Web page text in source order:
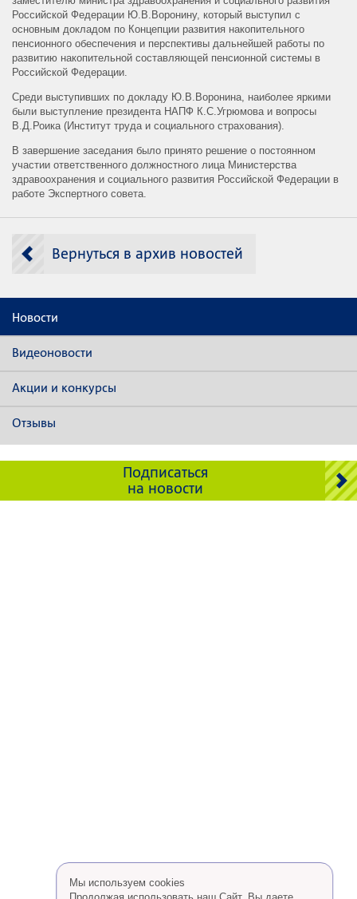
Российской Федерации Ю.В.Воронину, который выступил с
основным докладом по Концепции развития накопительного
пенсионного обеспечения и перспективы дальнейшей работы по
развитию накопительной составляющей пенсионной системы в
Российской Федерации.
Среди выступивших по докладу Ю.В.Воронина, наиболее яркими
были выступление президента НАПФ К.С.Угрюмова и вопросы
В.Д.Роика (Институт труда и социального страхования).
В завершение заседания было принято решение о постоянном
участии ответственного должностного лица Министерства
здравоохранения и социального развития Российской Федерации в
работе Экспертного совета.
Вернуться в архив новостей
Новости
Видеоновости
Акции и конкурсы
Отзывы
Подписаться
на новости
Мы используем cookies